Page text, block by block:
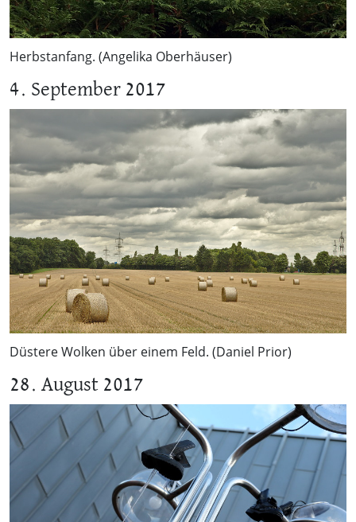
Herbstanfang. (Angelika Oberhäuser)
4. September 2017
Düstere Wolken über einem Feld. (Daniel Prior)
28. August 2017